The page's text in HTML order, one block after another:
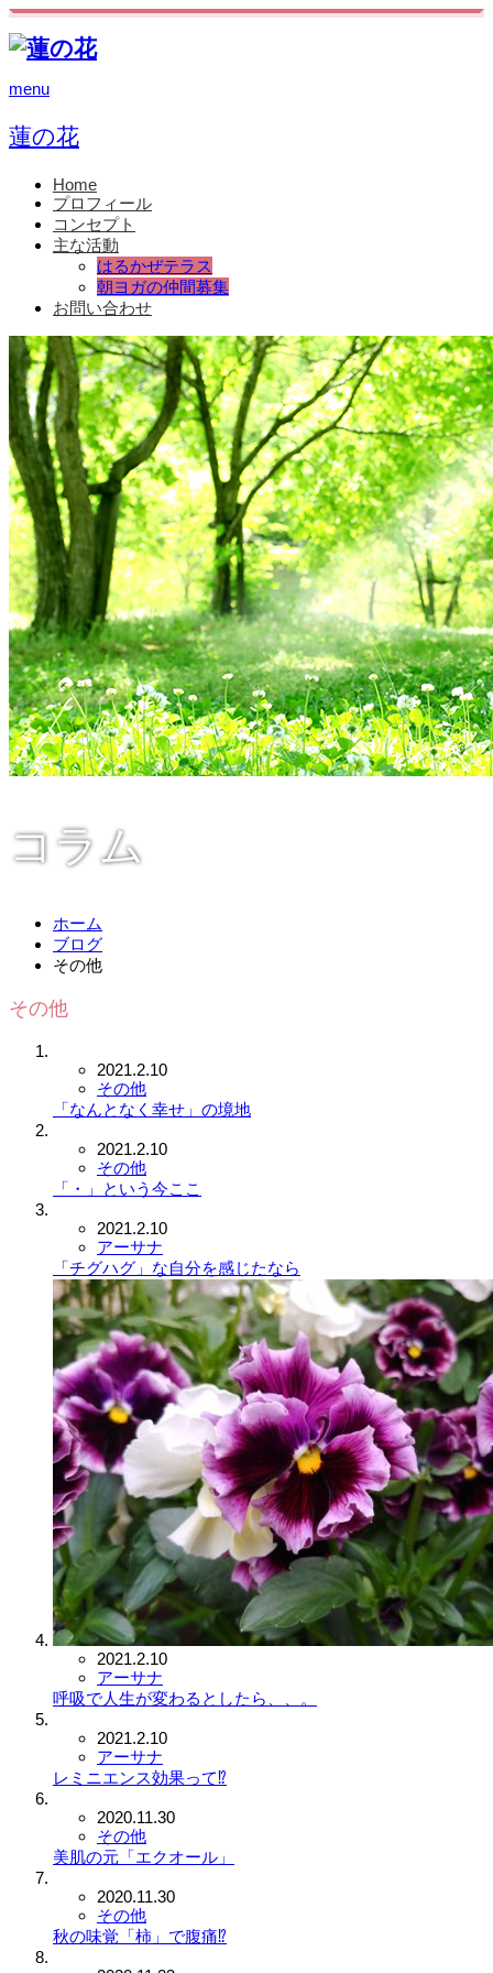
menu
蓮の花
Home
プロフィール
コンセプト
主な活動
はるかぜテラス
朝ヨガの仲間募集
お問い合わせ
コラム
ホーム
ブログ
その他
その他
2021.2.10
その他
「なんとなく幸せ」の境地
2021.2.10
その他
「・」という今ここ
2021.2.10
アーサナ
「チグハグ」な自分を感じたなら
2021.2.10
アーサナ
呼吸で人生が変わるとしたら、、。
2021.2.10
アーサナ
レミニエンス効果って⁉️
2020.11.30
その他
美肌の元「エクオール」
2020.11.30
その他
秋の味覚「柿」で腹痛⁉️